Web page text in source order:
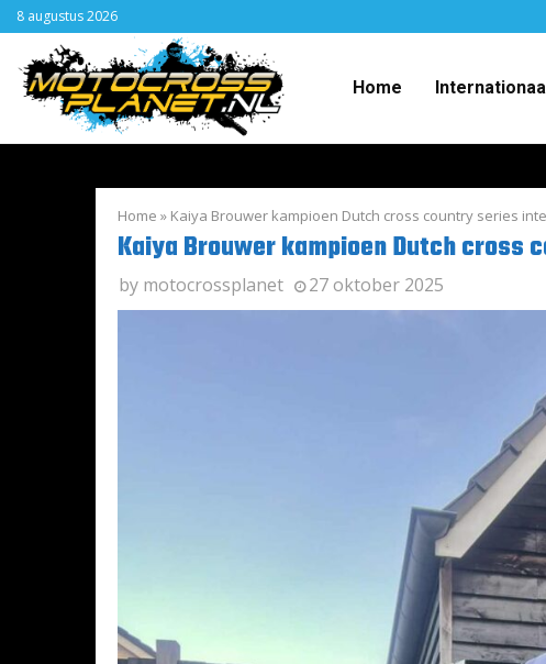
8 augustus 2026
Home
Home » Kaiya Brouwer kampioen Dutch cross country series
Kaiya Brouwer kampioen Dutch cross
by motocrossplanet 27 oktober 2025